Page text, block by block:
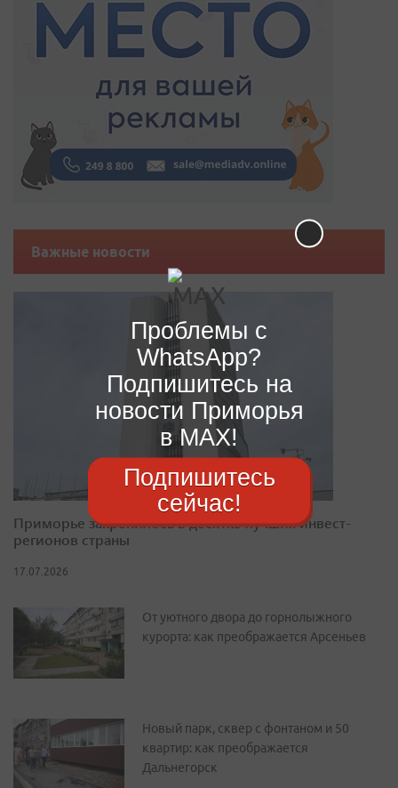
Важные новости
Приморье закрепилось в десятке лучших инвест-
регионов страны
17.07.2026
От уютного двора до горнолыжного
курорта: как преображается Арсеньев
Новый парк, сквер с фонтаном и 50
квартир: как преображается
Дальнегорск
Проблемы с
WhatsApp?
Подпишитесь на
новости Приморья
в MAX!
Подпишитесь
сейчас!